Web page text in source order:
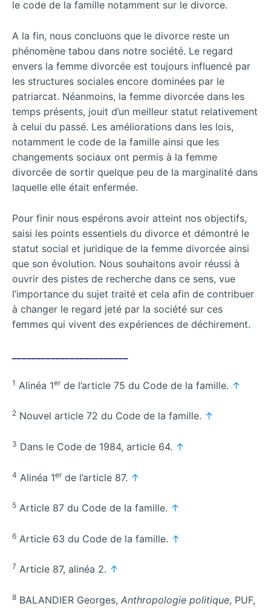
le code de la famille notamment sur le divorce.
A la fin, nous concluons que le divorce reste un
phénomène tabou dans notre société. Le regard
envers la femme divorcée est toujours influencé par
les structures sociales encore dominées par le
patriarcat. Néanmoins, la femme divorcée dans les
temps présents, jouit d’un meilleur statut relativement
à celui du passé. Les améliorations dans les lois,
notamment le code de la famille ainsi que les
changements sociaux ont permis à la femme
divorcée de sortir quelque peu de la marginalité dans
laquelle elle était enfermée.
Pour finir nous espérons avoir atteint nos objectifs,
saisi les points essentiels du divorce et démontré le
statut social et juridique de la femme divorcée ainsi
que son évolution. Nous souhaitons avoir réussi à
ouvrir des pistes de recherche dans ce sens, vue
l’importance du sujet traité et cela afin de contribuer
à changer le regard jeté par la société sur ces
femmes qui vivent des expériences de déchirement.
1 Alinéa 1er de l’article 75 du Code de la famille. ↑
2 Nouvel article 72 du Code de la famille. ↑
3 Dans le Code de 1984, article 64. ↑
4 Alinéa 1er de l’article 87. ↑
5 Article 87 du Code de la famille. ↑
6 Article 63 du Code de la famille. ↑
7 Article 87, alinéa 2. ↑
8 BALANDIER Georges, Anthropologie politique, PUF,